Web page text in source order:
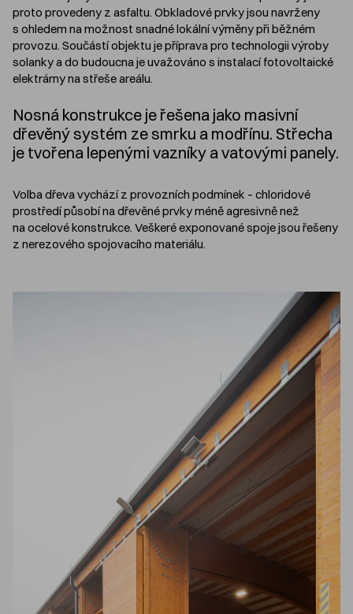
proto provedeny z asfaltu. Obkladové prvky jsou navrženy
s ohledem na možnost snadné lokální výměny při běžném
provozu. Součástí objektu je příprava pro technologii výroby
solanky a do budoucna je uvažováno s instalací fotovoltaické
elektrárny na střeše areálu.
Nosná konstrukce je řešena jako masivní
dřevěný systém ze smrku a modřínu. Střecha
je tvořena lepenými vazníky a vatovými panely.
Volba dřeva vychází z provozních podmínek – chloridové
prostředí působí na dřevěné prvky méně agresivně než
na ocelové konstrukce. Veškeré exponované spoje jsou řešeny
z nerezového spojovacího materiálu.